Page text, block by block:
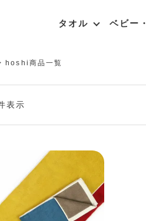
タオル ベビー
hoshi商品一覧
表示